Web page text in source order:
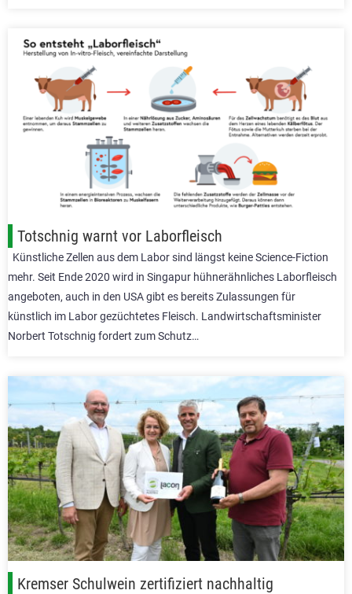
Totschnig warnt vor Laborfleisch
Künstliche Zellen aus dem Labor sind längst keine Science-Fiction
mehr. Seit Ende 2020 wird in Singapur hühnerähnliches Laborfleisch
angeboten, auch in den USA gibt es bereits Zulassungen für
künstlich im Labor gezüchtetes Fleisch. Landwirtschaftsminister
Norbert Totschnig fordert zum Schutz…
Kremser Schulwein zertifiziert nachhaltig